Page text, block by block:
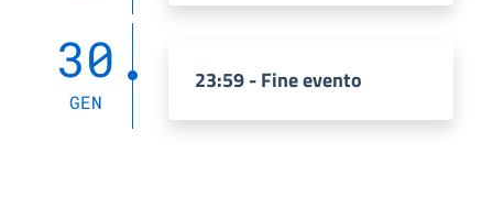
30
GEN
23:59 - Fine evento